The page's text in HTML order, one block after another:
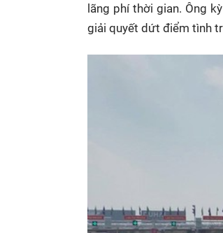
lãng phí thời gian. Ông
giải quyết dứt điểm tình